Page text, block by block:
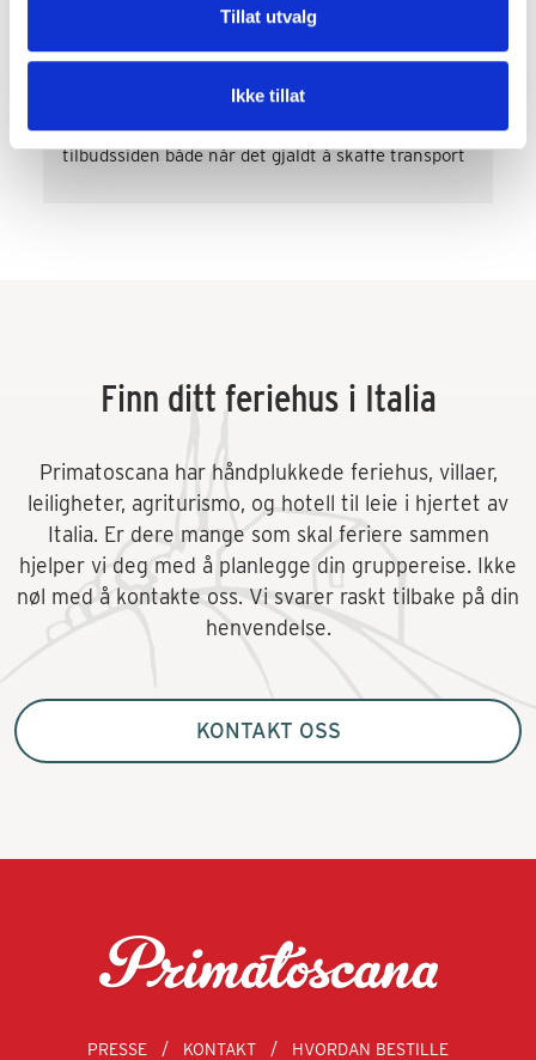
Tillat utvalg
Ikke tillat
som jobber i PrimaToscana og de som jobber i
resepsjonen på Varramista. Rask svartid og på
tilbudssiden både når det gjaldt å skaffe transport
Finn ditt feriehus i Italia
Primatoscana har håndplukkede feriehus, villaer,
leiligheter, agriturismo, og hotell til leie i hjertet av
Italia. Er dere mange som skal feriere sammen
hjelper vi deg med å planlegge din gruppereise. Ikke
nøl med å kontakte oss. Vi svarer raskt tilbake på din
henvendelse.
KONTAKT OSS
PRESSE KONTAKT HVORDAN BESTILLE